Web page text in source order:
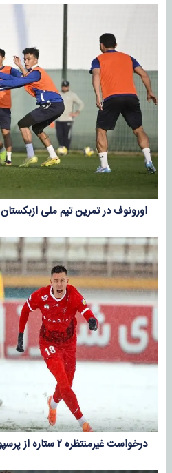
اورونوف در تمرین تیم ملی ازبکستان
درخواست غیرمنتظره ۲ ستاره از پرسپولیس!